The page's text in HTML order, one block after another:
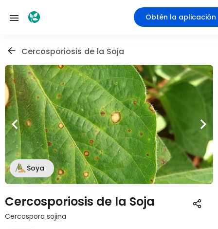
Obtén la aplicación
Cercosporiosis de la Soja
Soya
Cercosporiosis de la Soja
Cercospora sojina